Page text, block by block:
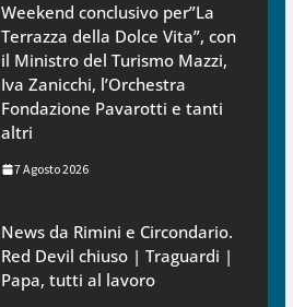
Weekend conclusivo per”La
Terrazza della Dolce Vita”, con
il Ministro del Turismo Mazzi,
Iva Zanicchi, l’Orchestra
Fondazione Pavarotti e tanti
altri
7 Agosto 2026
News da Rimini e Circondario.
Red Devil chiuso | Traguardi |
Papa, tutti al lavoro